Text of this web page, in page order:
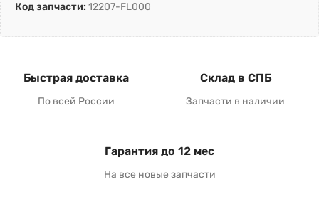
Код запчасти: 12207-FL000
Быстрая доставка
По всей России
Склад в СПБ
Запчасти в наличии
Гарантия до 12 мес
На все новые запчасти